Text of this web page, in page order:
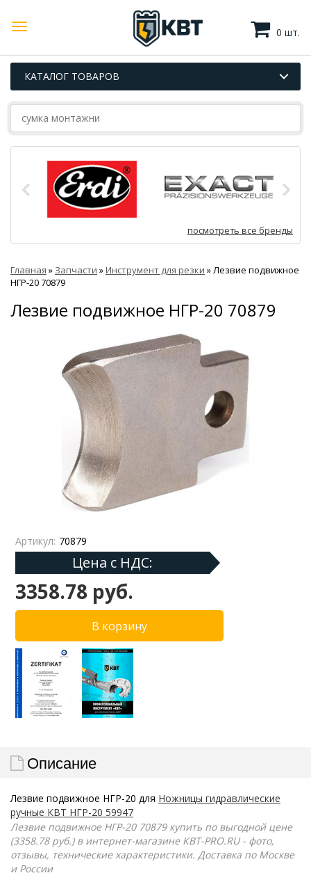
0 шт.
КАТАЛОГ ТОВАРОВ
посмотреть все бренды
Главная » Запчасти »Инструмент для резки » Лезвие подвижное
НГР-20 70879
Лезвие подвижное НГР-20 70879
Артикул: 70879
Цена с НДС:
3358.78 руб.
Описание
Лезвие подвижное НГР-20 для Ножницы гидравлические
ручные КВТ НГР-20 59947
Лезвие подвижное НГР-20 70879 купить по выгодной цене
(3358.78 руб.) в интернет-магазине КВТ-PRO.RU - фото,
отзывы, технические характеристики. Доставка по Москве
и России